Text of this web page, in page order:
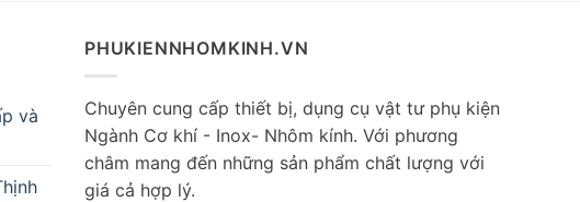
và
PHUKIENNHOMKINH.VN
Chuyên cung cấp thiết bị, dụng cụ vật tư phụ kiện
Ngành Cơ khí - Inox- Nhôm kính. Với phương
châm mang đến những sản phẩm chất lượng với
giá cả hợp lý.